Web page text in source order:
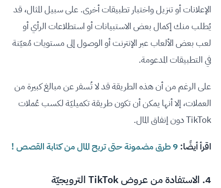
الإعلانات أو تنزيل واختبار تطبيقات أخرى. على سبيل المثال، قد
يُطلب منك إكمال بعض الاستبيانات أو استطلاعات الرأي أو
لعب بعض الألعاب عبر الإنترنت أو الوصول إلى مستويات مُعيّنة
في التطبيقات المدعومة.
على الرغم من أن هذه الطريقة قد لا تُسفر عن مبالغ كبيرة من
العملات، إلا أنها يمكن أن تكون طريقة تكميليّة لكسب عُملات
TikTok دون إنفاق المال.
اقرأ أيضًا: 9 طرق مضمونة حتى تربح المال من كتابة القصص !
4. الاستفادة من عروض TikTok الترويجيّة